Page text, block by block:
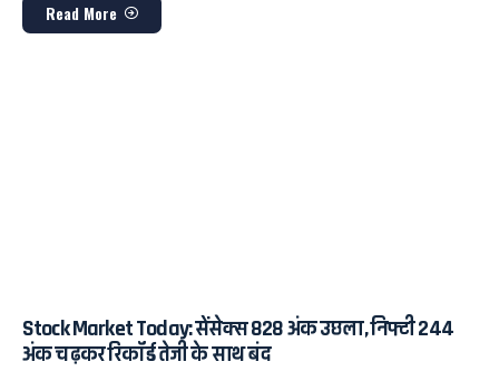
Read More
Stock Market Today: सेंसेक्स 828 अंक उछला, निफ्टी 244
अंक चढ़कर रिकॉर्ड तेजी के साथ बंद